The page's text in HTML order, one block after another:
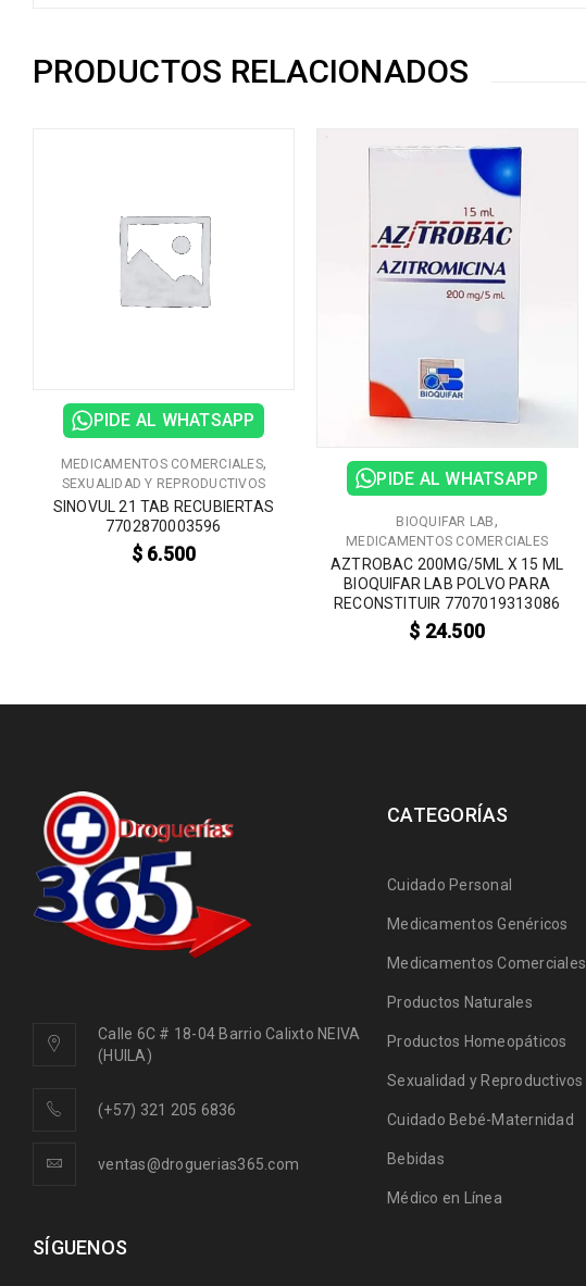
PRODUCTOS RELACIONADOS
PIDE AL WHATSAPP
MEDICAMENTOS COMERCIALES,
SEXUALIDAD Y REPRODUCTIVOS
SINOVUL 21 TAB RECUBIERTAS
7702870003596
$6.500
PIDE AL WHATSAPP
BIOQUIFAR LAB,
MEDICAMENTOS COMERCIALES
AZTROBAC 200MG/5ML X 15 ML
BIOQUIFAR LAB POLVO PARA
RECONSTITUIR 7707019313086
$ 24.500
Calle 6C # 18-04 Barrio Calixto NEIVA
(HUILA)
(+57) 321 205 6836
ventas@droguerias365.com
SÍGUENOS
CATEGORÍAS
Cuidado Personal
Medicamentos Genéricos
Medicamentos Comerciales
Productos Naturales
Productos Homeopáticos
Sexualidad y Reproductivos
Cuidado Bebé-Maternidad
Bebidas
Médico en Línea